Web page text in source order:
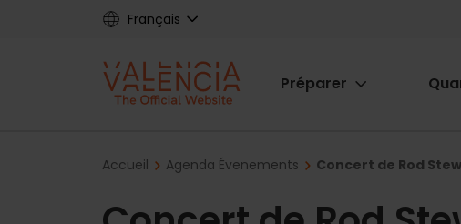
Français
Main
Préparer
Breadcrumb
Accueil Agenda Évenements Concert de Rod